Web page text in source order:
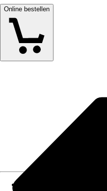
Online bestellen